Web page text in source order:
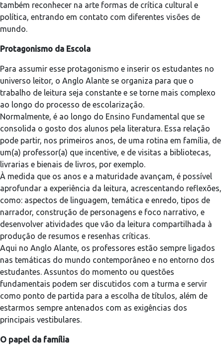
também reconhecer na arte formas de crítica cultural e
política, entrando em contato com diferentes visões de
mundo.
Protagonismo da Escola
Para assumir esse protagonismo e inserir os estudantes no
universo leitor, o Anglo Alante se organiza para que o
trabalho de leitura seja constante e se torne mais complexo
ao longo do processo de escolarização.
Normalmente, é ao longo do Ensino Fundamental que se
consolida o gosto dos alunos pela literatura. Essa relação
pode partir, nos primeiros anos, de uma rotina em família, de
um(a) professor(a) que incentive, e de visitas a bibliotecas,
livrarias e bienais de livros, por exemplo.
À medida que os anos e a maturidade avançam, é possível
aprofundar a experiência da leitura, acrescentando reflexões,
como: aspectos de linguagem, temática e enredo, tipos de
narrador, construção de personagens e foco narrativo, e
desenvolver atividades que vão da leitura compartilhada à
produção de resumos e resenhas críticas.
Aqui no Anglo Alante, os professores estão sempre ligados
nas temáticas do mundo contemporâneo e no entorno dos
estudantes. Assuntos do momento ou questões
fundamentais podem ser discutidos com a turma e servir
como ponto de partida para a escolha de títulos, além de
estarmos sempre antenados com as exigências dos
principais vestibulares.
O papel da família